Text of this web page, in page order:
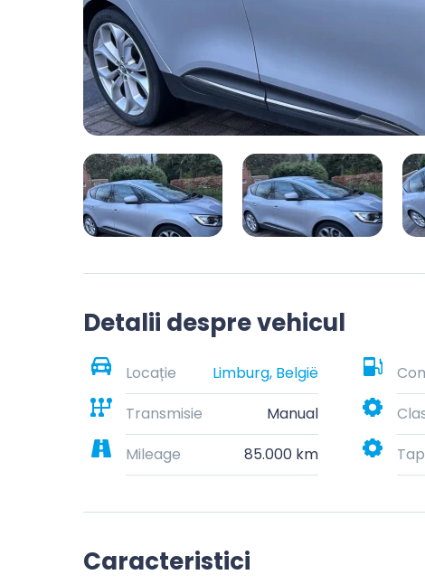
Detalii despre vehicul
Locație Limburg, België
Transmisie
Manual
Mileage
85.000 km
Caracteristici